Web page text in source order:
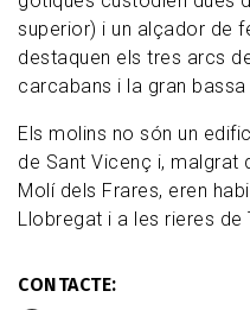
superior) i un alçador de
destaquen els tres arcs
carcabans i la gran
Els molins no són un
de Sant Vicenç i, malgrat
Molí dels Frares, eren
Llobregat i a les rieres de
CONTACTE